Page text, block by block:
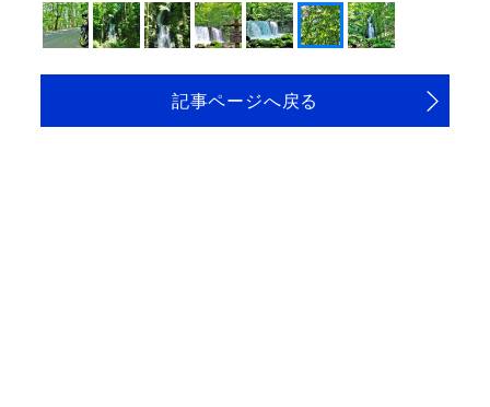
記事ページへ戻る